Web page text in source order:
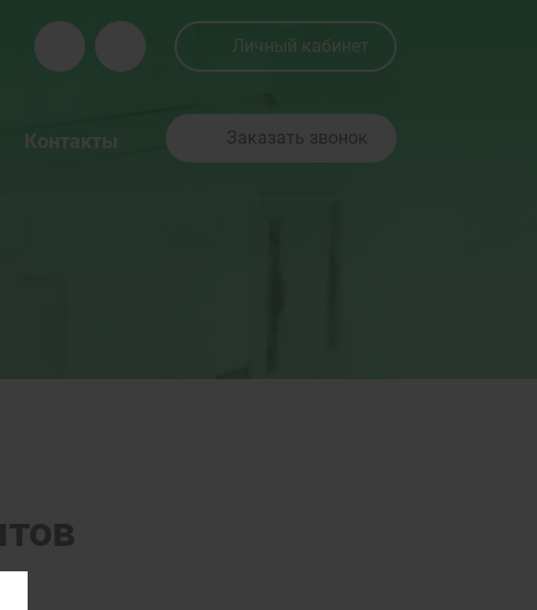
Личный кабинет
Контакты Заказать звонок